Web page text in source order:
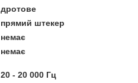
дротове
прямий штекер
немає
немає
20 - 20 000 Гц